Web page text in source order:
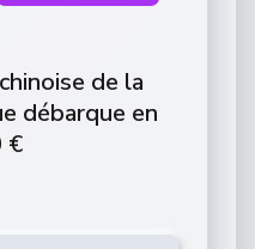
de la
débarque en
€